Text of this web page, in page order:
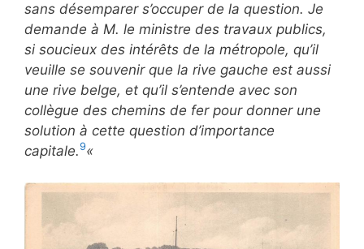
sans désemparer s’occuper de la question. Je
demande à M. le ministre des travaux publics,
si soucieux des intérêts de la métropole, qu’il
veuille se souvenir que la rive gauche est aussi
une rive belge, et qu’il s’entende avec son
collègue des chemins de fer pour donner une
solution à cette question d’importance
capitale.9«